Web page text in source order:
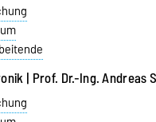
| Prof. Dr.-Ing. Andreas